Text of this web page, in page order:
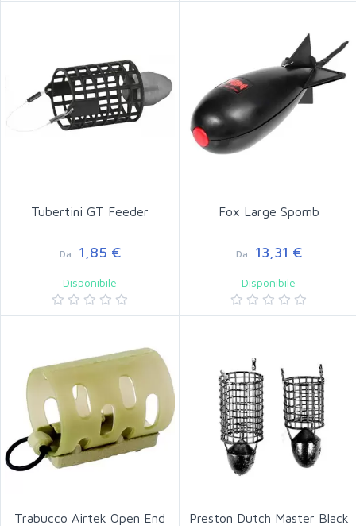
Tubertini GT Feeder
Da 1,85 €
Disponibile
Fox Large Spomb
Da 13,31 €
Disponibile
Trabucco Airtek Open End
Preston Dutch Master Black